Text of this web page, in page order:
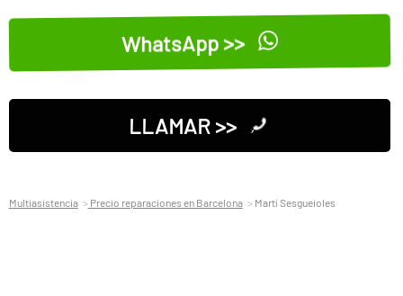
WhatsApp >>
LLAMAR >>
Multiasistencia Precio reparaciones en Barcelona Martí Sesgueioles